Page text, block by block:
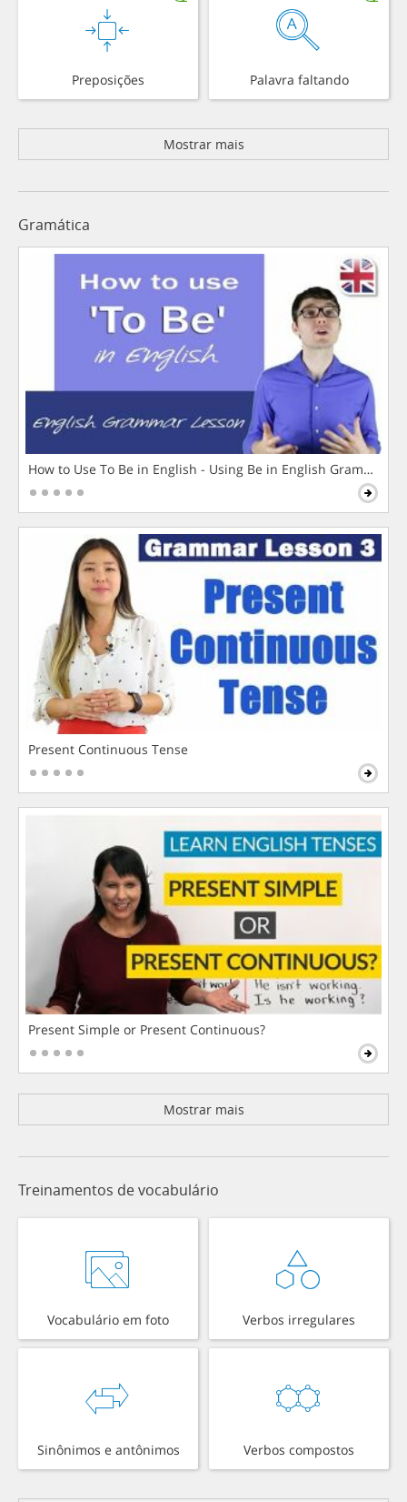
Preposições Palavra faltando
Mostrar mais
Gramática
How to Use To Be in English - Using Be in English Grammar
Present Continuous Tense
Present Simple or Present Continuous?
Mostrar mais
Treinamentos de vocabulário
Vocabulário em foto Verbos irregulares
Sinônimos e antônimos Verbos compostos